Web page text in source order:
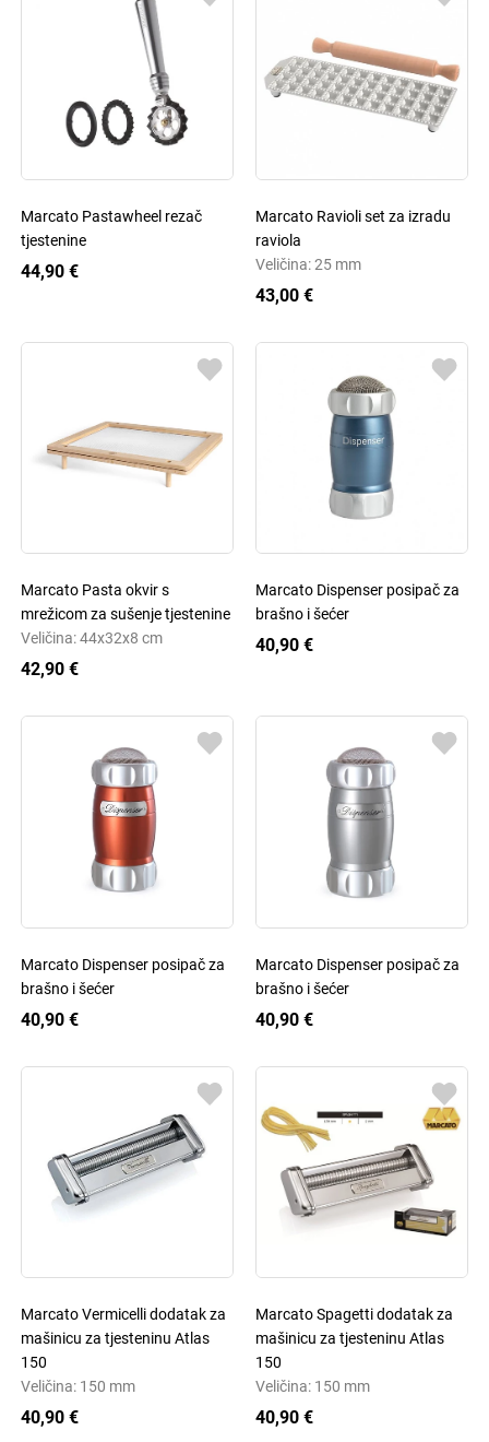
Marcato Pastawheel rezač
tjestenine
44,90 €
Marcato Ravioli set za izradu
raviola
Veličina: 25 mm
43,00 €
Marcato Pasta okvir s
mrežicom za sušenje tjestenine
Veličina: 44x32x8 cm
42,90 €
Marcato Dispenser posipač za
brašno i šećer
40,90 €
Marcato Dispenser posipač za
brašno i šećer
40,90 €
Marcato Dispenser posipač za
brašno i šećer
40,90 €
Marcato Vermicelli dodatak za
mašinicu za tjesteninu Atlas
150
Veličina: 150 mm
40,90 €
Marcato Spagetti dodatak za
mašinicu za tjesteninu Atlas
150
Veličina: 150 mm
40,90 €